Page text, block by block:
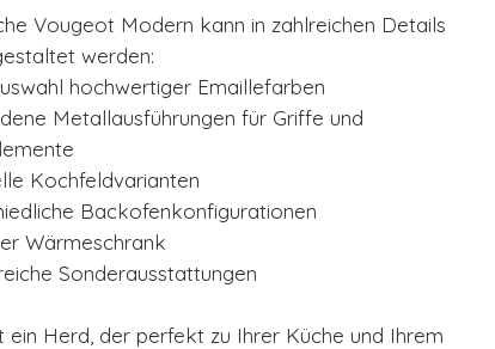
Vougeot Modern kann in zahlreichen Details
werden:
hochwertiger Emaillefarben
Metallausführungen für Griffe und
Kochfeldvarianten
Backofenkonfigurationen
Wärmeschrank
Sonderausstattungen
ein Herd, der perfekt zu Ihrer Küche und Ihrem